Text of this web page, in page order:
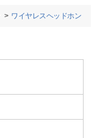
ワイヤレスヘッドホン